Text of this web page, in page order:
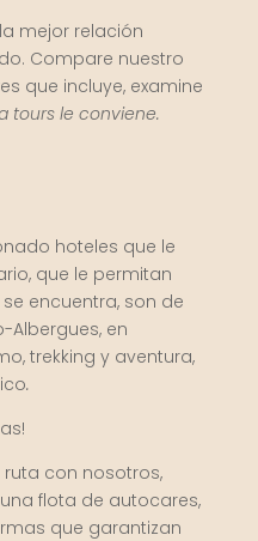
mejor relación
Compare nuestro
que incluye, examine
tours le conviene.
hoteles que le
que le permitan
encuentra, son de
Albergues, en
trekking y aventura,
.
con nosotros,
flota de autocares,
que garantizan